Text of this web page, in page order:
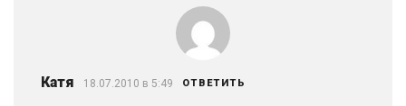
Катя 18.07.2010 в 5:49 ОТВЕТИТЬ